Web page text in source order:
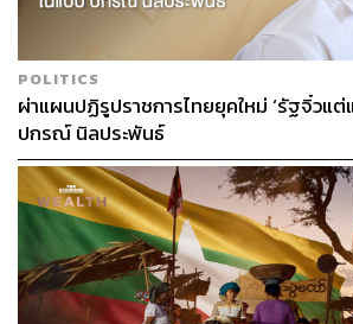
POLITICS
ผ่าแผนปฏิรูปราชการไทยยุคใหม่ ‘รัฐจิ๋วแต่
ปกรณ์ นิลประพันธ์